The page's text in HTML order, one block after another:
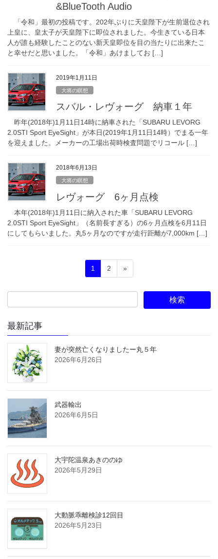
&BlueTooth Audio
「令和」最初の投稿です。202年ぶりに天皇陛下が生前退位され
上皇に、皇太子が天皇陛下に即位されました。今生きている日本
人が誰も経験したことのない新天皇即位を目の当たりに出来たこ
と幸せだと思いました。「令和」あけましてお […]
2019年1月11日
大将の瞑想
スバル・レヴォーグ 納車１年
昨年(2018年)1月11日14時に納車された「SUBARU LEVORG
2.0STI Sport EyeSight」が本日(2019年1月11日14時）でまる一年
を迎えました。メーカーの工場出荷時検査問題でリコール […]
2018年6月13日
大将の瞑想
レヴォーグ 6ヶ月点検
本年(2018年)1月11日に納入された車「SUBARU LEVORG
2.0STI Sport EyeSight」（名前長すぎる）の6ヶ月点検を6月11日
にしてもらいました。丸5ヶ月なのですが走行距離が7,000km […]
の
ペ
ー
ジ
送
り
固
定
ペ
1
固
定
ペ
2 »
最新記事
妻が突然亡くなりましたー丸５年
2026年6月26日
武器輸出
2026年6月5日
大宇陀温泉あきののゆ
2026年5月29日
大動脈乖離検診12回目
2026年5月23日